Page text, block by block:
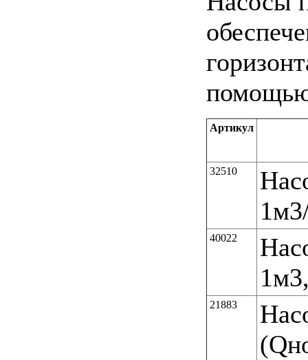
помощью
Артикул
32510
40022
21883